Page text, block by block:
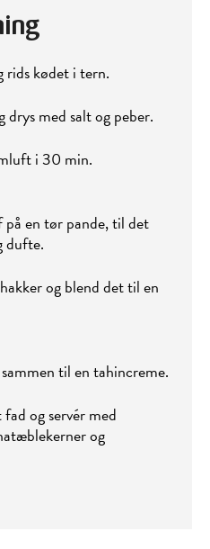
rids kødet i tern.
drys med salt og peber.
i 30 min.
på en tør pande, til det
dufte.
og blend det til en
til en tahincreme.
og servér med
og